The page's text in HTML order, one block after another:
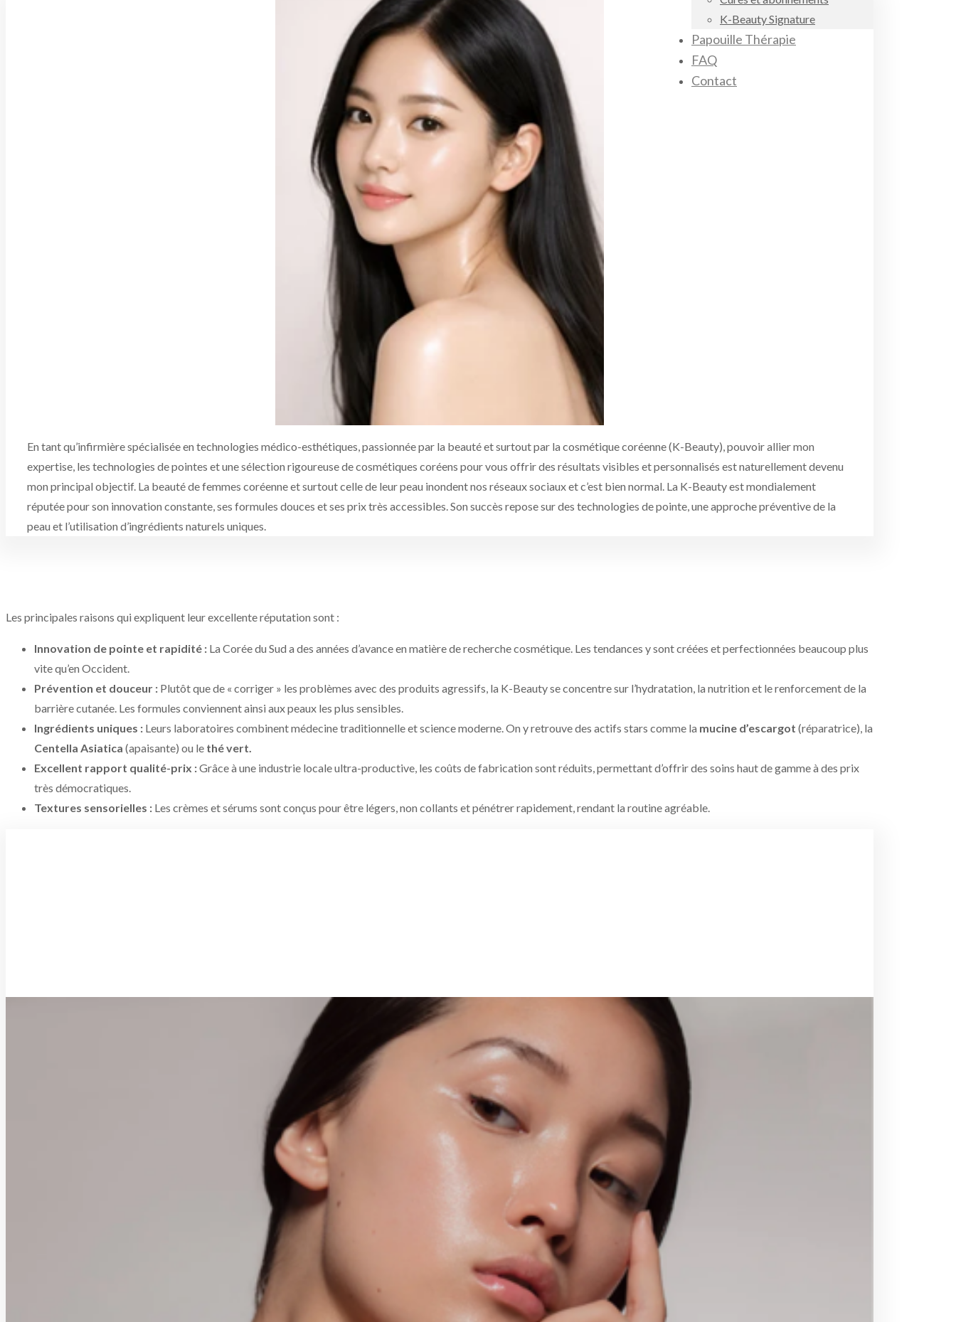
K-Beauty Signature
Papouille Thérapie
FAQ
Contact
En tant qu’infirmière spécialisée en technologies médico-esthétiques, passionnée par la beauté et surtout par la cosmétique coréenne (K-Beauty), pouvoir allier mon
expertise, les technologies de pointes et une sélection rigoureuse de cosmétiques coréens pour vous offrir des résultats visibles et personnalisés est naturellement devenu
mon principal objectif. La beauté de femmes coréenne et surtout celle de leur peau inondent nos réseaux sociaux et c’est bien normal. La K-Beauty est mondialement
réputée pour son innovation constante, ses formules douces et ses prix très accessibles. Son succès repose sur des technologies de pointe, une approche préventive de la
peau et l’utilisation d’ingrédients naturels uniques.
Les principales raisons qui expliquent leur excellente réputation sont :
Innovation de pointe et rapidité : La Corée du Sud a des années d’avance en matière de recherche cosmétique. Les tendances y sont créées et perfectionnées beaucoup plus
vite qu’en Occident.
Prévention et douceur : Plutôt que de « corriger » les problèmes avec des produits agressifs, la K-Beauty se concentre sur l’hydratation, la nutrition et le renforcement de la
barrière cutanée. Les formules conviennent ainsi aux peaux les plus sensibles.
Ingrédients uniques : Leurs laboratoires combinent médecine traditionnelle et science moderne. On y retrouve des actifs stars comme la mucine d’escargot (réparatrice), la
Centella Asiatica (apaisante) ou le thé vert.
Excellent rapport qualité-prix :Grâce à une industrie locale ultra-productive, les coûts de fabrication sont réduits, permettant d’offrir des soins haut de gamme à des prix
très démocratiques.
Textures sensorielles : Les crèmes et sérums sont conçus pour être légers, non collants et pénétrer rapidement, rendant la routine agréable.